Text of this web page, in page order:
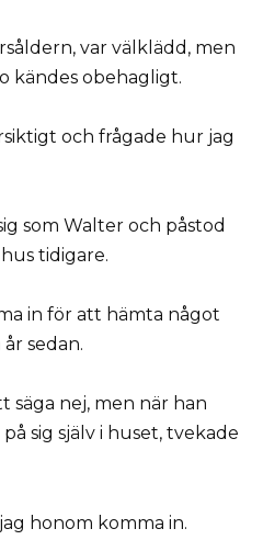
var välklädd, men
kändes obehagligt.
och frågade hur jag
som Walter och påstod
tidigare.
in för att hämta något
sedan.
säga nej, men när han
sig själv i huset, tvekade
honom komma in.